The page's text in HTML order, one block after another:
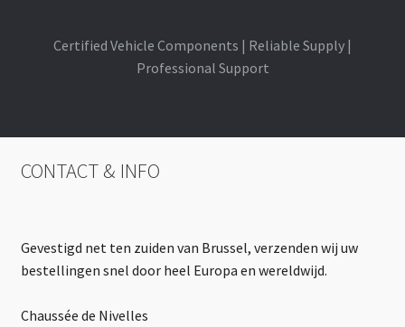
Certified Vehicle Components | Reliable Supply |
Professional Support
CONTACT & INFO
Gevestigd net ten zuiden van Brussel, verzenden wij uw
bestellingen snel door heel Europa en wereldwijd.
Chaussée de Nivelles